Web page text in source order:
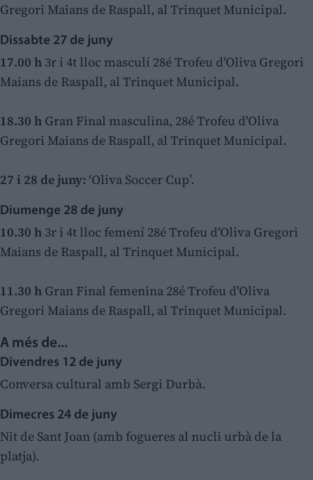
Gregori Maians de Raspall, al Trinquet Municipal.
Dissabte 27 de juny
17.00 h 3r i 4t lloc masculí 28é Trofeu d'Oliva Gregori
Maians de Raspall, al Trinquet Municipal.
18.30 h Gran Final masculina, 28é Trofeu d'Oliva
Gregori Maians de Raspall, al Trinquet Municipal.
27 i 28 de juny: ‘Oliva Soccer Cup’.
Diumenge 28 de juny
10.30 h 3r i 4t lloc femení 28é Trofeu d'Oliva Gregori
Maians de Raspall, al Trinquet Municipal.
11.30 h Gran Final femenina 28é Trofeu d'Oliva
Gregori Maians de Raspall, al Trinquet Municipal.
A més de...
Divendres 12 de juny
Conversa cultural amb Sergi Durbà.
Dimecres 24 de juny
Nit de Sant Joan (amb fogueres al nucli urbà de la
platja).